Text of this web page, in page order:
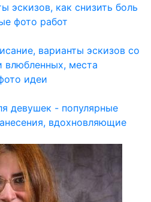
эскизов, как снизить боль
фото работ
варианты эскизов со
влюбленных, места
идеи
девушек - популярные
вдохновляющие